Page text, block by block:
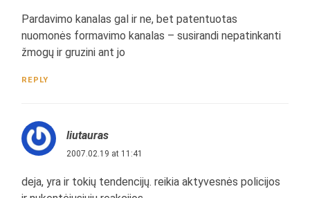
Pardavimo kanalas gal ir ne, bet patentuotas
nuomonės formavimo kanalas – susirandi nepatinkanti
žmogų ir gruzini ant jo
REPLY
liutauras
2007.02.19 at 11:41
deja, yra ir tokių tendencijų. reikia aktyvesnės policijos